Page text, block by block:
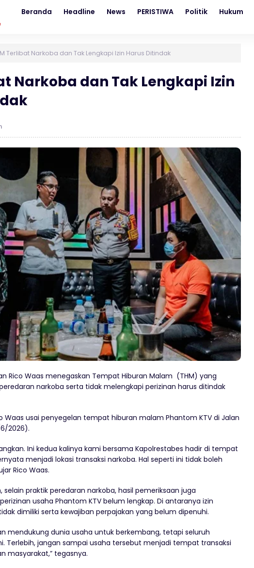
Beranda Headline News PERISTIWA Politik Hukum
Terlibat Narkoba dan Tak Lengkapi Izin Harus Ditindak
Narkoba dan Tak Lengkapi Izin
Rico Waas menegaskan Tempat Hiburan Malam (THM) yang
narkoba serta tidak melengkapi perizinan harus ditindak
Waas usai penyegelan tempat hiburan malam Phantom KTV di Jalan
2026).
Ini kedua kalinya kami bersama Kapolrestabes hadir di tempat
menjadi lokasi transaksi narkoba. Hal seperti ini tidak boleh
Rico Waas.
selain praktik peredaran narkoba, hasil pemeriksaan juga
usaha Phantom KTV belum lengkap. Di antaranya izin
dimiliki serta kewajiban perpajakan yang belum dipenuhi.
mendukung dunia usaha untuk berkembang, tetapi seluruh
Terlebih, jangan sampai usaha tersebut menjadi tempat transaksi
masyarakat,” tegasnya.